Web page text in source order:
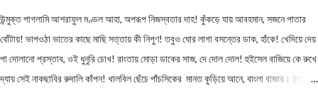
উন্মুক্ত পাগলামি আশরাফুল মণ্ডল আহা, অপরূপ নিজস্বতার দাহ! কুঁকড়ে যায় আবহমান, সজনে পাতার
বোঁটায়! ভাপওঠা ভাতের কাছে মাছি সত্তায় কী নিপুণ! তবুও ঘোর লাগা বসন্তের ডাক, হাঁকে! খেদিয়ে দেয়
পা দোলানো প্রস্তাব, ওই ধুনুরি চোখ! রাংতায় মোড়া ডাকের সাজ, দে দোল দোল! হুইসেল বাজিয়ে কে রুখে
দ্যায় সেই নাকছাবির রুদালি কাঁপন! খালবিল ছেঁচে পাঁচসিকের মানত কুড়িয়ে আনে, বাংলা বাজার। ঠ্যাং